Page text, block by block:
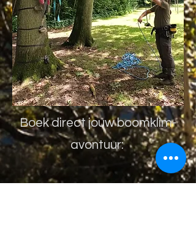
Boek direct jouw boomklim-
avontuur: